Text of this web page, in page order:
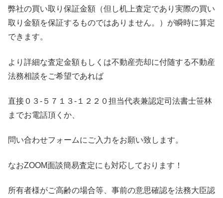
弊社の買い取り保証金額（但し机上査定であり実際の買い
取り金額を保証するものではありません。）が瞬時に算定
できます。
より詳細な査定金額もしくは不動産売却に付随する不動産
法務相談をご希望であれば
直接０３-５７１３-１２２０担当代表兼認定司法書士笹林
までお電話頂くか、
問い合わせフォームにご入力をお願い致します。
なおZOOM面談簡易査定にも対応しております！
所有者様がご高齢の場合等、事前の意思確認を法務大臣認